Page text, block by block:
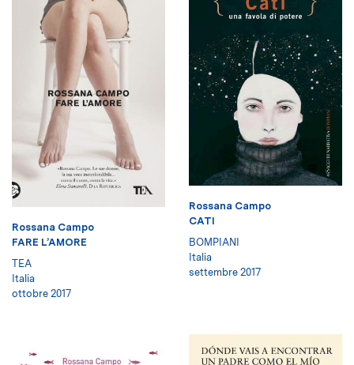
Rossana Campo
FARE L’AMORE
TEA
Italia
ottobre 2017
Rossana Campo
CATI
BOMPIANI
Italia
settembre 2017